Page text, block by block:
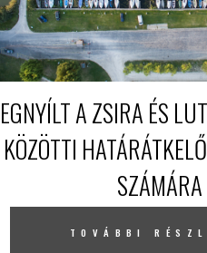
A ZSIRA ÉS
KÖZÖTTI
SZÁMÁRA
TOVÁBBI